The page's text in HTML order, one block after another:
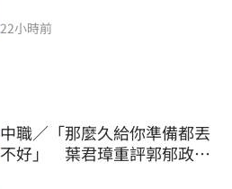
22小時前
中職／「那麼久給你準備都丟
不好」 葉君璋重評郭郁政對